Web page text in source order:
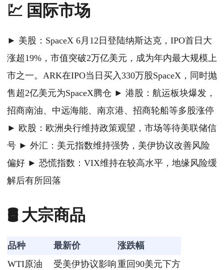
💹 国际市场
► 美股：SpaceX 6月12日登陆纳斯达克，IPO首日大
涨超19%，市值突破2万亿美元，成为年内最大规模上
市之一。ARK在IPO当日买入330万股SpaceX，同时抛
售超2亿美元为SpaceX腾仓 ► 港股：航运板块爆发，
招商南油、中远海能、南京港、招商轮船等多股涨停
► 欧股：欧洲央行维持政策观望，市场等待美联储信
号 ► 外汇：美元指数维持强势，美伊协议改善风险
偏好 ► 恐慌指数：VIX维持在较高水平，地缘风险缓
解后有所回落
🛢️ 大宗商品
品种 最新价
涨跌幅
WTI原油
受美伊协议影响重回90美元下方